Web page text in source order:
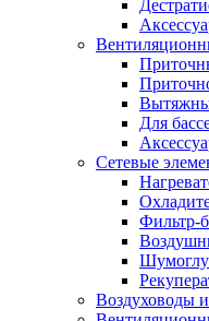
Для
Сетевые
Фильтр-
Воздуховоды